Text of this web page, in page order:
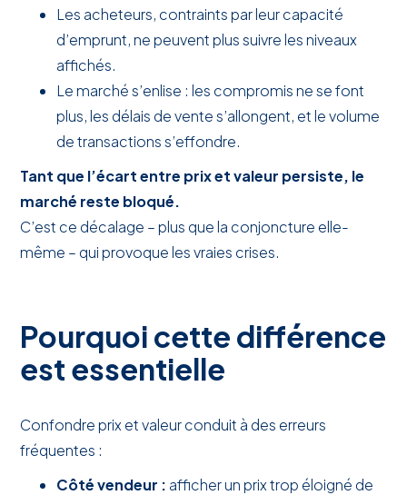
Les acheteurs, contraints par leur capacité
d’emprunt, ne peuvent plus suivre les niveaux
affichés.
Le marché s’enlise : les compromis ne se font
plus, les délais de vente s’allongent, et le volume
de transactions s’effondre.
Tant que l’écart entre prix et valeur persiste, le
marché reste bloqué.
C’est ce décalage – plus que la conjoncture elle-
même – qui provoque les vraies crises.
Pourquoi cette différence
est essentielle
Confondre prix et valeur conduit à des erreurs
fréquentes :
Côté vendeur : afficher un prix trop éloigné de